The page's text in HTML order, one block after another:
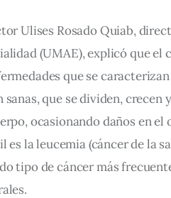
Ulises Rosado Quiab,
(UMAE), explicó que
que se
sanas, que se dividen,
ocasionando daños en
es la leucemia (cáncer de la
tipo de cáncer más